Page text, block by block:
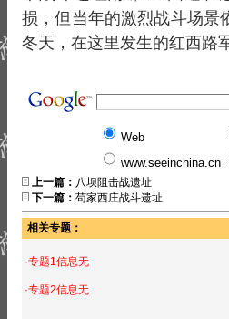
损，但当年的激烈战斗场景
冬天，在这里发生的红西路
Web
www.seeinchina.cn
上一篇： 八坝阻击战遗址
下一篇： 苟家西庄战斗遗址
相关专题：
·专题1信息无
·专题2信息无